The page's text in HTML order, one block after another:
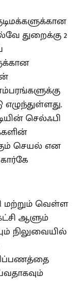
துறைக்கு 2
எழுந்துள்ளது.
செல்ஃபி
செயல் என
மற்றும் வெள்ள
ஆளும்
நிலுவையில்